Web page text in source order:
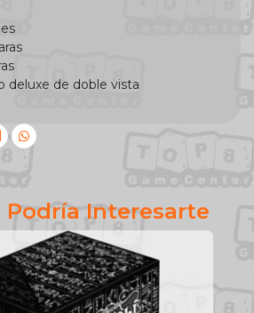
deluxe de doble vista
Podría Interesarte